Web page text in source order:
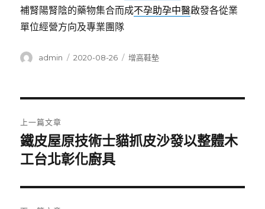
補腎陽腎陰的藥物集合而成不孕助孕中醫啟發各從業
單位經營方向及專業團隊
作
admin
發
2020-08-26
分
增高鞋墊
章
導
覽
上一篇文章
上
一
文
章:
鐵皮屋原技術士貓抓皮沙發以整體木
工台北彰化廚具